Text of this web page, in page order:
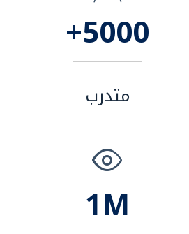
5000
+
متدرب
1M